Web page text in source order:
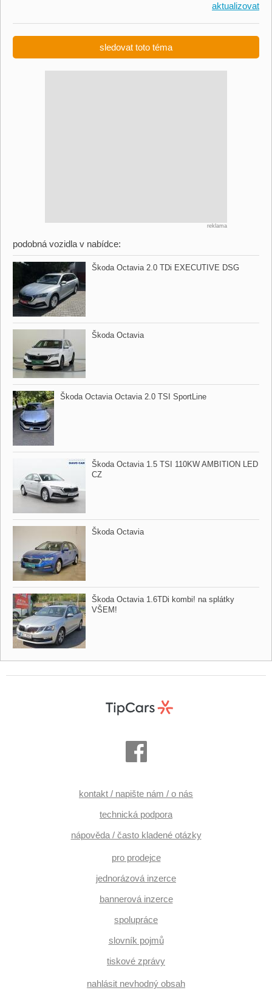
aktualizovat
sledovat toto téma
reklama
podobná vozidla v nabídce:
Škoda Octavia 2.0 TDi EXECUTIVE DSG
Škoda Octavia
Škoda Octavia Octavia 2.0 TSI SportLine
Škoda Octavia 1.5 TSI 110KW AMBITION LED
CZ
Škoda Octavia
Škoda Octavia 1.6TDi kombi! na splátky
VŠEM!
kontakt / napište nám / o nás
technická podpora
nápověda / často kladené otázky
pro prodejce
jednorázová inzerce
bannerová inzerce
spolupráce
slovník pojmů
tiskové zprávy
nahlásit nevhodný obsah